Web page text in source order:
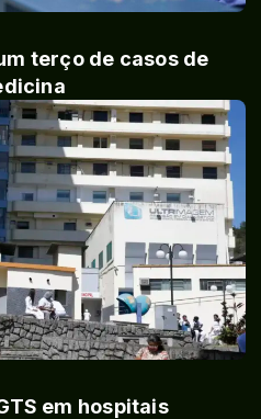
terço de casos de
em hospitais